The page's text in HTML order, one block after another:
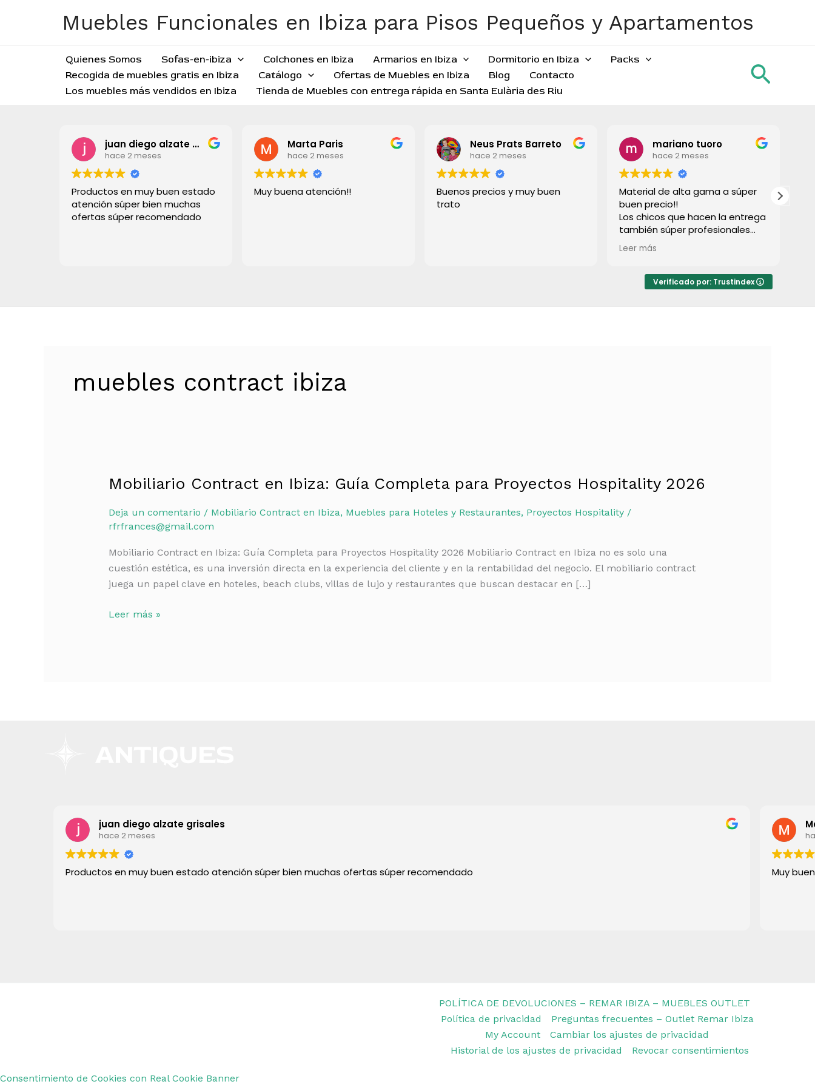
Muebles Funcionales en Ibiza para Pisos Pequeños y Apartamentos
Quienes Somos Sofas-en-ibiza Colchones en Ibiza Armarios en Ibiza Dormitorio en Ibiza
Packs
Recogida de muebles gratis en Ibiza
Catálogo Ofertas de Muebles en Ibiza Blog
Contacto
Los muebles más vendidos en Ibiza
Tienda de Muebles con entrega rápida en Santa Eulària des Riu
juan diego alzate grisales
hace 2 meses
Productos en muy buen estado
atención súper bien muchas
ofertas súper recomendado
Marta Paris
hace 2 meses
Muy buena atención!!
Neus Prats Barreto
hace 2 meses
Buenos precios y muy buen
trato
mariano tuoro
hace 2 meses
Material de alta gama a súper
buen precio!!
Los chicos que hacen la entrega
también súper profesionales
rápido e súper limpios! Lo
recomiendo a todos!
Leer más
Verificado por: Trustindex
muebles contract ibiza
Mobiliario Contract en Ibiza: Guía Completa para Proyectos Hospitality 2026
Deja un comentario / Mobiliario Contract en Ibiza, Muebles para Hoteles y Restaurantes, Proyectos Hospitality/
rfrfrances@gmail.com
Mobiliario Contract en Ibiza: Guía Completa para Proyectos Hospitality 2026 Mobiliario Contract en Ibiza no es solo una
cuestión estética, es una inversión directa en la experiencia del cliente y en la rentabilidad del negocio. El mobiliario contract
juega un papel clave en hoteles, beach clubs, villas de lujo y restaurantes que buscan destacar en […]
Mobiliario
en
Ibiza:
Proyectos
Leer más »
juan diego alzate grisales
hace 2 meses
Productos en muy buen estado atención súper bien muchas ofertas súper recomendado Muy
POLÍTICA DE DEVOLUCIONES – REMAR IBIZA – MUEBLES OUTLET
Política de privacidad
Preguntas frecuentes – Outlet Remar Ibiza
My Account
Cambiar los ajustes de privacidad
Historial de los ajustes de privacidad
Revocar consentimientos
Consentimiento de Cookies con Real Cookie Banner